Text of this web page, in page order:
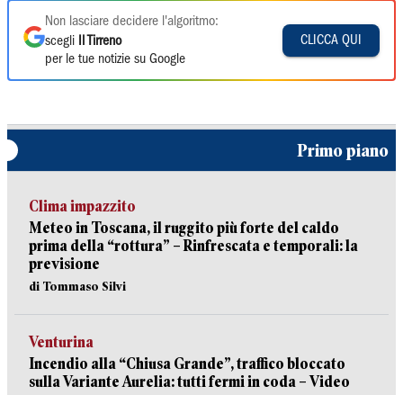
Non lasciare decidere l'algoritmo:
scegli
Il Tirreno
per le tue notizie su Google
CLICCA QUI
Primo piano
Clima impazzito
Meteo in Toscana, il ruggito più forte del caldo
prima della “rottura” – Rinfrescata e temporali: la
previsione
di Tommaso Silvi
Venturina
Incendio alla “Chiusa Grande”, traffico bloccato
sulla Variante Aurelia: tutti fermi in coda – Video